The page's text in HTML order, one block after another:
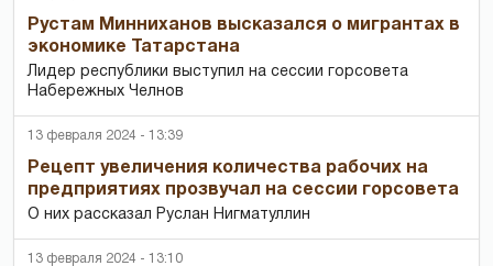
Рустам Минниханов высказался о мигрантах в
экономике Татарстана
Лидер республики выступил на сессии горсовета
Набережных Челнов
13 февраля 2024 - 13:39
Рецепт увеличения количества рабочих на
предприятиях прозвучал на сессии горсовета
О них рассказал Руслан Нигматуллин
13 февраля 2024 - 13:10